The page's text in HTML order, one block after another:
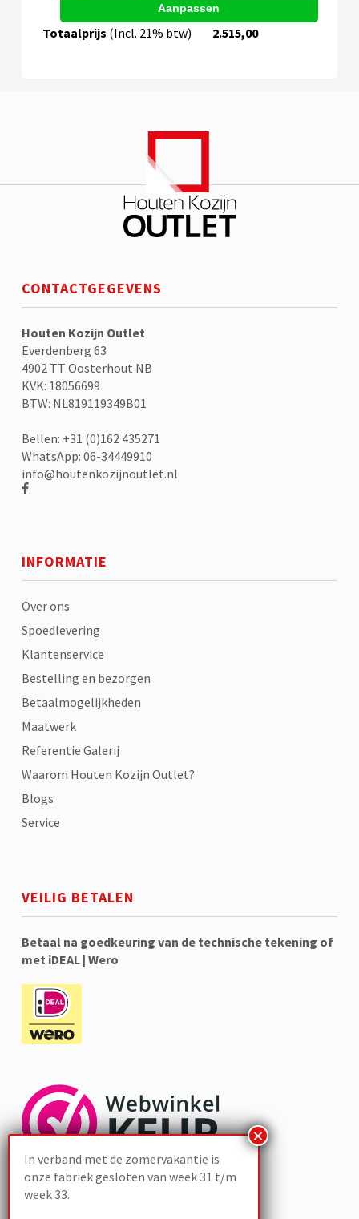
-
1952
Totaalprijs (Incl. 21% btw) 2.515,00
CONTACTGEGEVENS
Houten Kozijn Outlet
Everdenberg 63
4902 TT Oosterhout NB
KVK: 18056699
BTW: NL819119349B01
Bellen: +31 (0)162 435271
WhatsApp: 06-34449910
info@houtenkozijnoutlet.nl
INFORMATIE
Over ons
Spoedlevering
Klantenservice
Bestelling en bezorgen
Betaalmogelijkheden
Maatwerk
Referentie Galerij
Waarom Houten Kozijn Outlet?
Blogs
Service
VEILIG BETALEN
Betaal na goedkeuring van de technische tekening of
met iDEAL | Wero
In verband met de zomervakantie is
onze fabriek gesloten van week 31 t/m
week 33.